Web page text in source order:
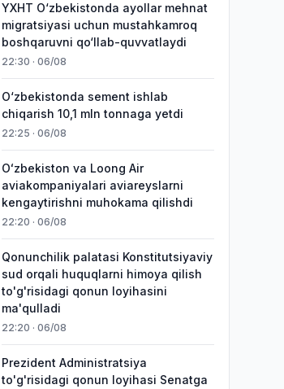
YXHT O‘zbekistonda ayollar mehnat
migratsiyasi uchun mustahkamroq
boshqaruvni qo‘llab-quvvatlaydi
22:30 · 06/08
O‘zbekistonda sement ishlab
chiqarish 10,1 mln tonnaga yetdi
22:25 · 06/08
Oʻzbekiston va Loong Air
aviakompaniyalari aviareyslarni
kengaytirishni muhokama qilishdi
22:20 · 06/08
Qonunchilik palatasi Konstitutsiyaviy
sud orqali huquqlarni himoya qilish
to'g'risidagi qonun loyihasini
ma'qulladi
22:20 · 06/08
Prezident Administratsiya
to'g'risidagi qonun loyihasi Senatga